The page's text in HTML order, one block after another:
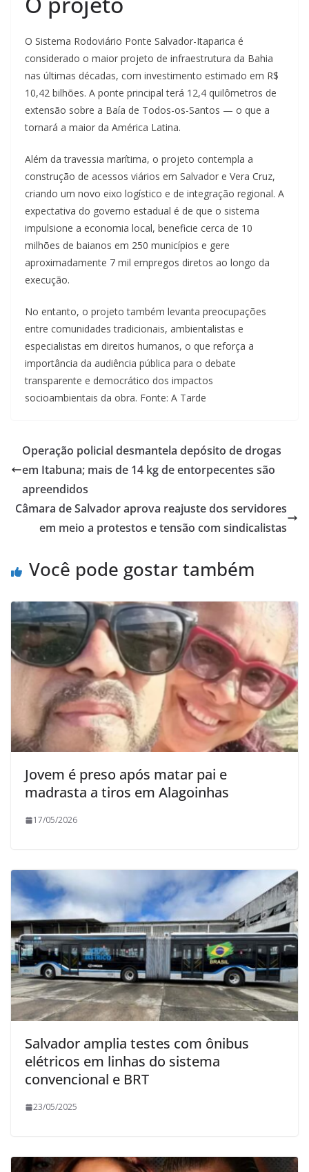
O Sistema Rodoviário Ponte Salvador-Itaparica é
considerado o maior projeto de infraestrutura da Bahia
nas últimas décadas, com investimento estimado em R$
10,42 bilhões. A ponte principal terá 12,4 quilômetros de
extensão sobre a Baía de Todos-os-Santos — o que a
tornará a maior da América Latina.
Além da travessia marítima, o projeto contempla a
construção de acessos viários em Salvador e Vera Cruz,
criando um novo eixo logístico e de integração regional. A
expectativa do governo estadual é de que o sistema
impulsione a economia local, beneficie cerca de 10
milhões de baianos em 250 municípios e gere
aproximadamente 7 mil empregos diretos ao longo da
execução.
No entanto, o projeto também levanta preocupações
entre comunidades tradicionais, ambientalistas e
especialistas em direitos humanos, o que reforça a
importância da audiência pública para o debate
transparente e democrático dos impactos
socioambientais da obra. Fonte: A Tarde
Operação policial desmantela depósito de drogas
em Itabuna; mais de 14 kg de entorpecentes são
apreendidos
Câmara de Salvador aprova reajuste dos servidores
em meio a protestos e tensão com sindicalistas
Você pode gostar também
Jovem é preso após matar pai e
madrasta a tiros em Alagoinhas
17/05/2026
Salvador amplia testes com ônibus
elétricos em linhas do sistema
convencional e BRT
23/05/2025